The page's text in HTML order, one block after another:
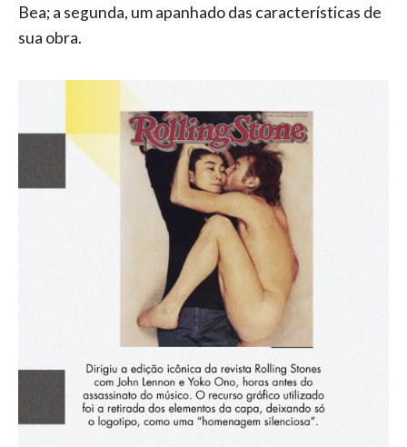
Bea; a segunda, um apanhado das características de
sua obra.